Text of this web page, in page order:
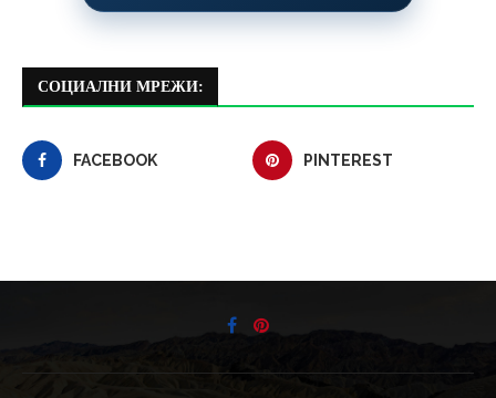
СОЦИАЛНИ МРЕЖИ:
FACEBOOK PINTEREST